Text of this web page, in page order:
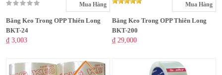
Mua Hàng
Băng Keo Trong OPP Thiên Long
BKT-24
₫ 3,003
Mua Hàng
Băng Keo Trong OPP Thiên Long
BKT-200
₫ 29,000